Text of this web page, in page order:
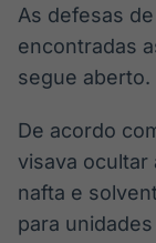
As defesas
encontradas
segue aberto.
De acordo
visava ocultar
nafta e
para